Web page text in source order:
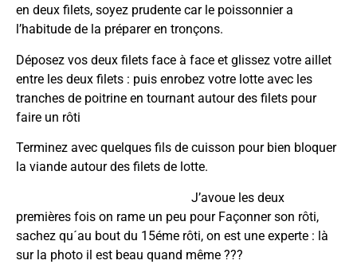
en deux filets, soyez prudente car le poissonnier a
l’habitude de la préparer en tronçons.
Déposez vos deux filets face à face et glissez votre aillet
entre les deux filets : puis enrobez votre lotte avec les
tranches de poitrine en tournant autour des filets pour
faire un rôti
Terminez avec quelques fils de cuisson pour bien bloquer
la viande autour des filets de lotte.
J’avoue les deux
premières fois on rame un peu pour Façonner son rôti,
sachez qu´au bout du 15éme rôti, on est une experte : là
sur la photo il est beau quand même ???